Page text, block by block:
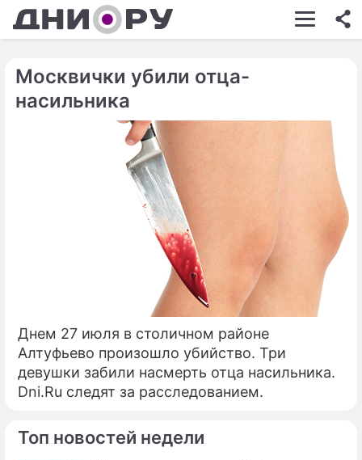
ШОУ-БИЗНЕС
АВТО
НЕДВИЖИМОСТЬ
ЗДОРОВЬЕ
ЭКОНОМИКА
ПРОИСШЕСТВИЯ
СОННИК
СТИЛЬ ЖИЗНИ
СЕРИАЛЫ
ИГРЫ
ПРЕСС-РЕЛИЗЫ
Топ новостей недели
Москвички убили отца-
насильника
Днем 27 июля в столичном районе
Алтуфьево произошло убийство. Три
девушки забили насмерть отца насильника.
Dni.Ru следят за расследованием.